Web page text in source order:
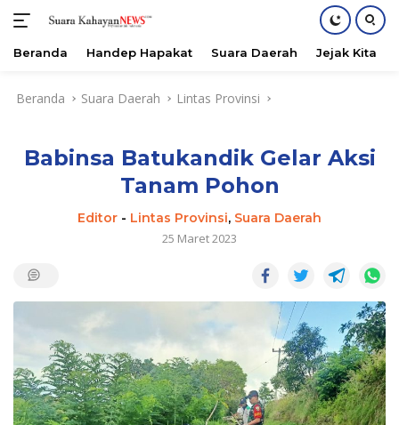
Beranda Handep Hapakat Suara Daerah Jejak Kita
Beranda Suara Daerah Lintas Provinsi
Babinsa Batukandik Gelar Aksi
Tanam Pohon
Editor - Lintas Provinsi, Suara Daerah
25 Maret 2023